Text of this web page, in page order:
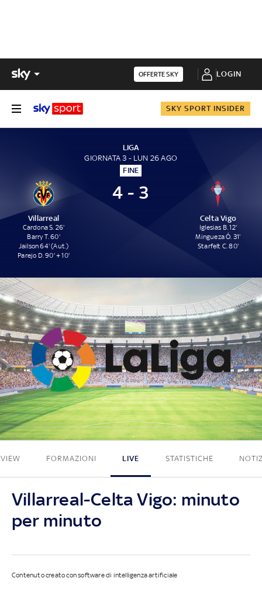
OFFERTE SKY LOGIN
SKY SPORT INSIDER
LIGA
GIORNATA 3 - LUN 26 AGO
FINE
Villarreal
Cardona S. 26'
Barry T. 60'
Jailson 64' (Aut.)
Parejo D. 90' + 10'
4 - 3
Celta Vigo
Iglesias B. 12'
Mingueza Ó. 31'
Starfelt C. 80'
4 - 3
FORMAZIONI LIVE STATISTICHE
Villarreal-Celta Vigo: minuto
per minuto
Contenuto creato con software di intelligenza artificiale